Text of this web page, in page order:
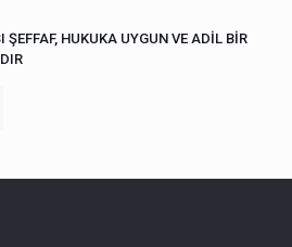
ŞEFFAF, HUKUKA UYGUN VE ADİL BİR